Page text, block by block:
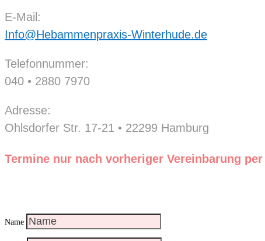
E-Mail:
Info@Hebammenpraxis-Winterhude.de
Telefonnummer:
040 • 2880 7970
Adresse:
Ohlsdorfer Str. 17-21 • 22299 Hamburg
Termine nur nach vorheriger Vereinbarung per
Name